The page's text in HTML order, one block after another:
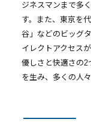
- メインランド
- オーナーズデータ
- メインステージ
- 物件一覧
ジネスマンまで多
す。また、東京を
谷」などのビッグ
イレクトアクセス
優しさと快適さの2
を生み、多くの人